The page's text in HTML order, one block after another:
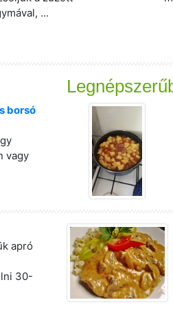
...
borsó
vagy
apró
30-